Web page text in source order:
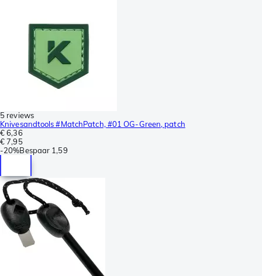
5 reviews
Knivesandtools #MatchPatch, #01 OG-Green, patch
€ 6,36
€ 7,95
-20%Bespaar 1,59